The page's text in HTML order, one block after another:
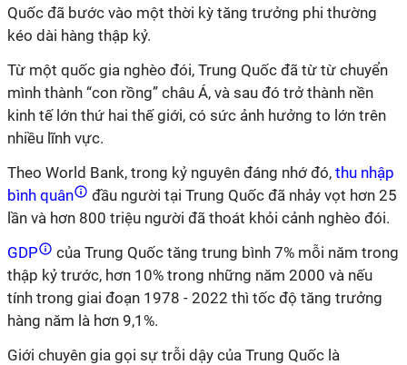
Quốc đã bước vào một thời kỳ tăng trưởng phi thường
kéo dài hàng thập kỷ.
Từ một quốc gia nghèo đói, Trung Quốc đã từ từ chuyển
mình thành “con rồng” châu Á, và sau đó trở thành nền
kinh tế lớn thứ hai thế giới, có sức ảnh hưởng to lớn trên
nhiều lĩnh vực.
Theo World Bank, trong kỷ nguyên đáng nhớ đó, thu nhập
bình quân
đầu người tại Trung Quốc đã nhảy vọt hơn 25
lần và hơn 800 triệu người đã thoát khỏi cảnh nghèo đói.
GDP
của Trung Quốc tăng trung bình 7% mỗi năm trong
thập kỷ trước, hơn 10% trong những năm 2000 và nếu
tính trong giai đoạn 1978 - 2022 thì tốc độ tăng trưởng
hàng năm là hơn 9,1%.
Giới chuyên gia gọi sự trỗi dậy của Trung Quốc là